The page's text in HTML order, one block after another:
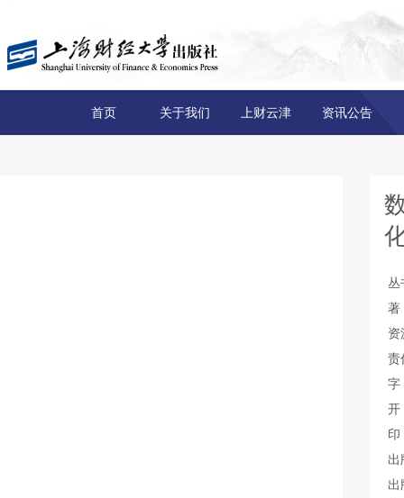
首页 关于我们 上财云津 资讯公告
丛
著
资
责
出
出